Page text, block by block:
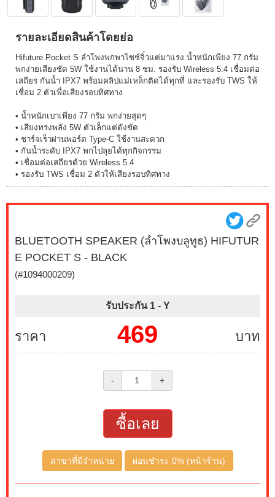
รายละเอียดสินค้าโดยย่อ
Hifuture Pocket S ลำโพงพกพาไซซ์จิ๋วแต่มาแรง น้ำหนักเพียง 77 กรัม
พกง่ายเสียงชัด 5W ใช้งานได้นาน 8 ชม. รองรับ Wireless 5.4 เชื่อมต่อ
เสถียร กันน้ำ IPX7 พร้อมคลิปแม่เหล็กติดได้ทุกที่ และรองรับ TWS ให้
เชื่อม 2 ตัวเพื่อเสียงรอบทิศทาง
• น้ำหนักเบาเพียง 77 กรัม พกง่ายสุดๆ
• เสียงทรงพลัง 5W ตัวเล็กแต่ดังชัด
• ชาร์จเร็วผ่านพอร์ต Type-C ใช้งานสะดวก
• กันน้ำระดับ IPX7 พกไปลุยได้ทุกกิจกรรม
• เชื่อมต่อเสถียรด้วย Wireless 5.4
• รองรับ TWS เชื่อม 2 ตัวให้เสียงรอบทิศทาง
BLUETOOTH SPEAKER (ลำโพงบลูทูธ) HIFUTUR
E POCKET S - BLACK
(#1094000209)
รับประกัน 1 - Y
ราคา บาท
469
- +
ซื้อเลย
สาขาที่มีจำหน่าย ผ่อนชำระ 0% (หน้าร้าน)